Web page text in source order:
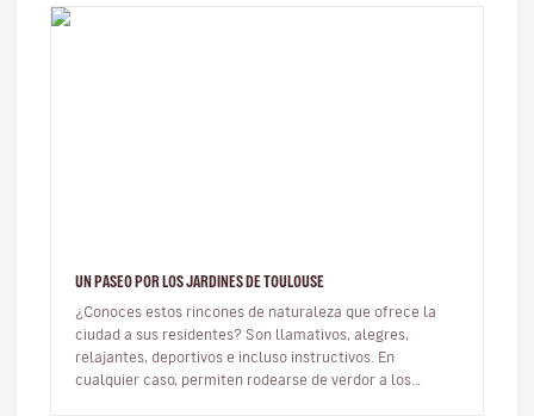
UN PASEO POR LOS JARDINES DE TOULOUSE
¿Conoces estos rincones de naturaleza que ofrece la
ciudad a sus residentes? Son llamativos, alegres,
relajantes, deportivos e incluso instructivos. En
cualquier caso, permiten rodearse de verdor a los